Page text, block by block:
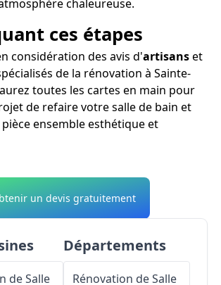
chaleureuse.
ces étapes
considération des avis d'artisanset
de la rénovation à Sainte-
toutes les cartes en main pour
de refaire votre salle de bain et
ensemble esthétique et
un devis gratuitement
de Salle
Départements
Rénovation de Salle